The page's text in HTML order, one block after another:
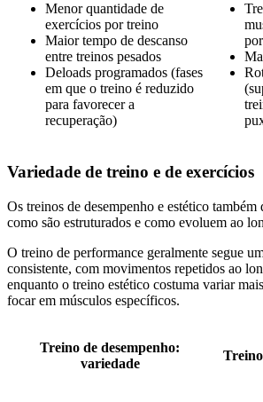
Menor quantidade de
exercícios por treino
Maior tempo de descanso
entre treinos pesados
Deloads programados (fases
em que o treino é reduzido
para favorecer a
recuperação)
Variedade de treino e de exercícios
Os treinos de desempenho e estético
como são estruturados e como evoluem ao
O treino de performance geralmente segue
consistente, com movimentos repetidos ao
enquanto o treino estético costuma variar
focar em músculos específicos.
Treino de desempenho:
variedade